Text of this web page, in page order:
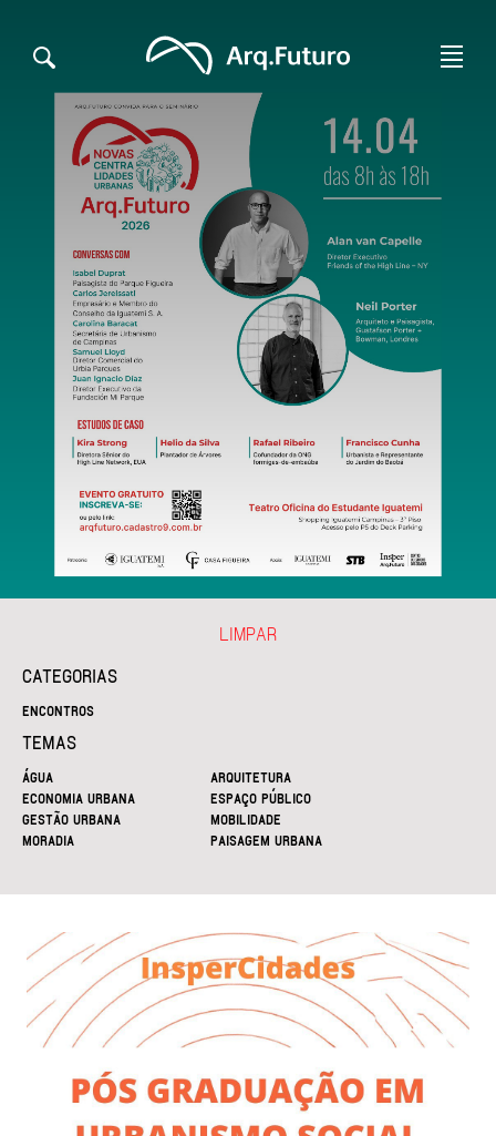
CATEGORIAS
ENCONTROS
TEMAS
ÁGUA
ARQUITETURA
ECONOMIA URBANA
ESPAÇO PÚBLICO
GESTÃO URBANA
MOBILIDADE
MORADIA
PAISAGEM URBANA
LIMPAR